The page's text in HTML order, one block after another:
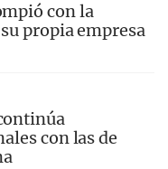
con la
propia empresa
con las de